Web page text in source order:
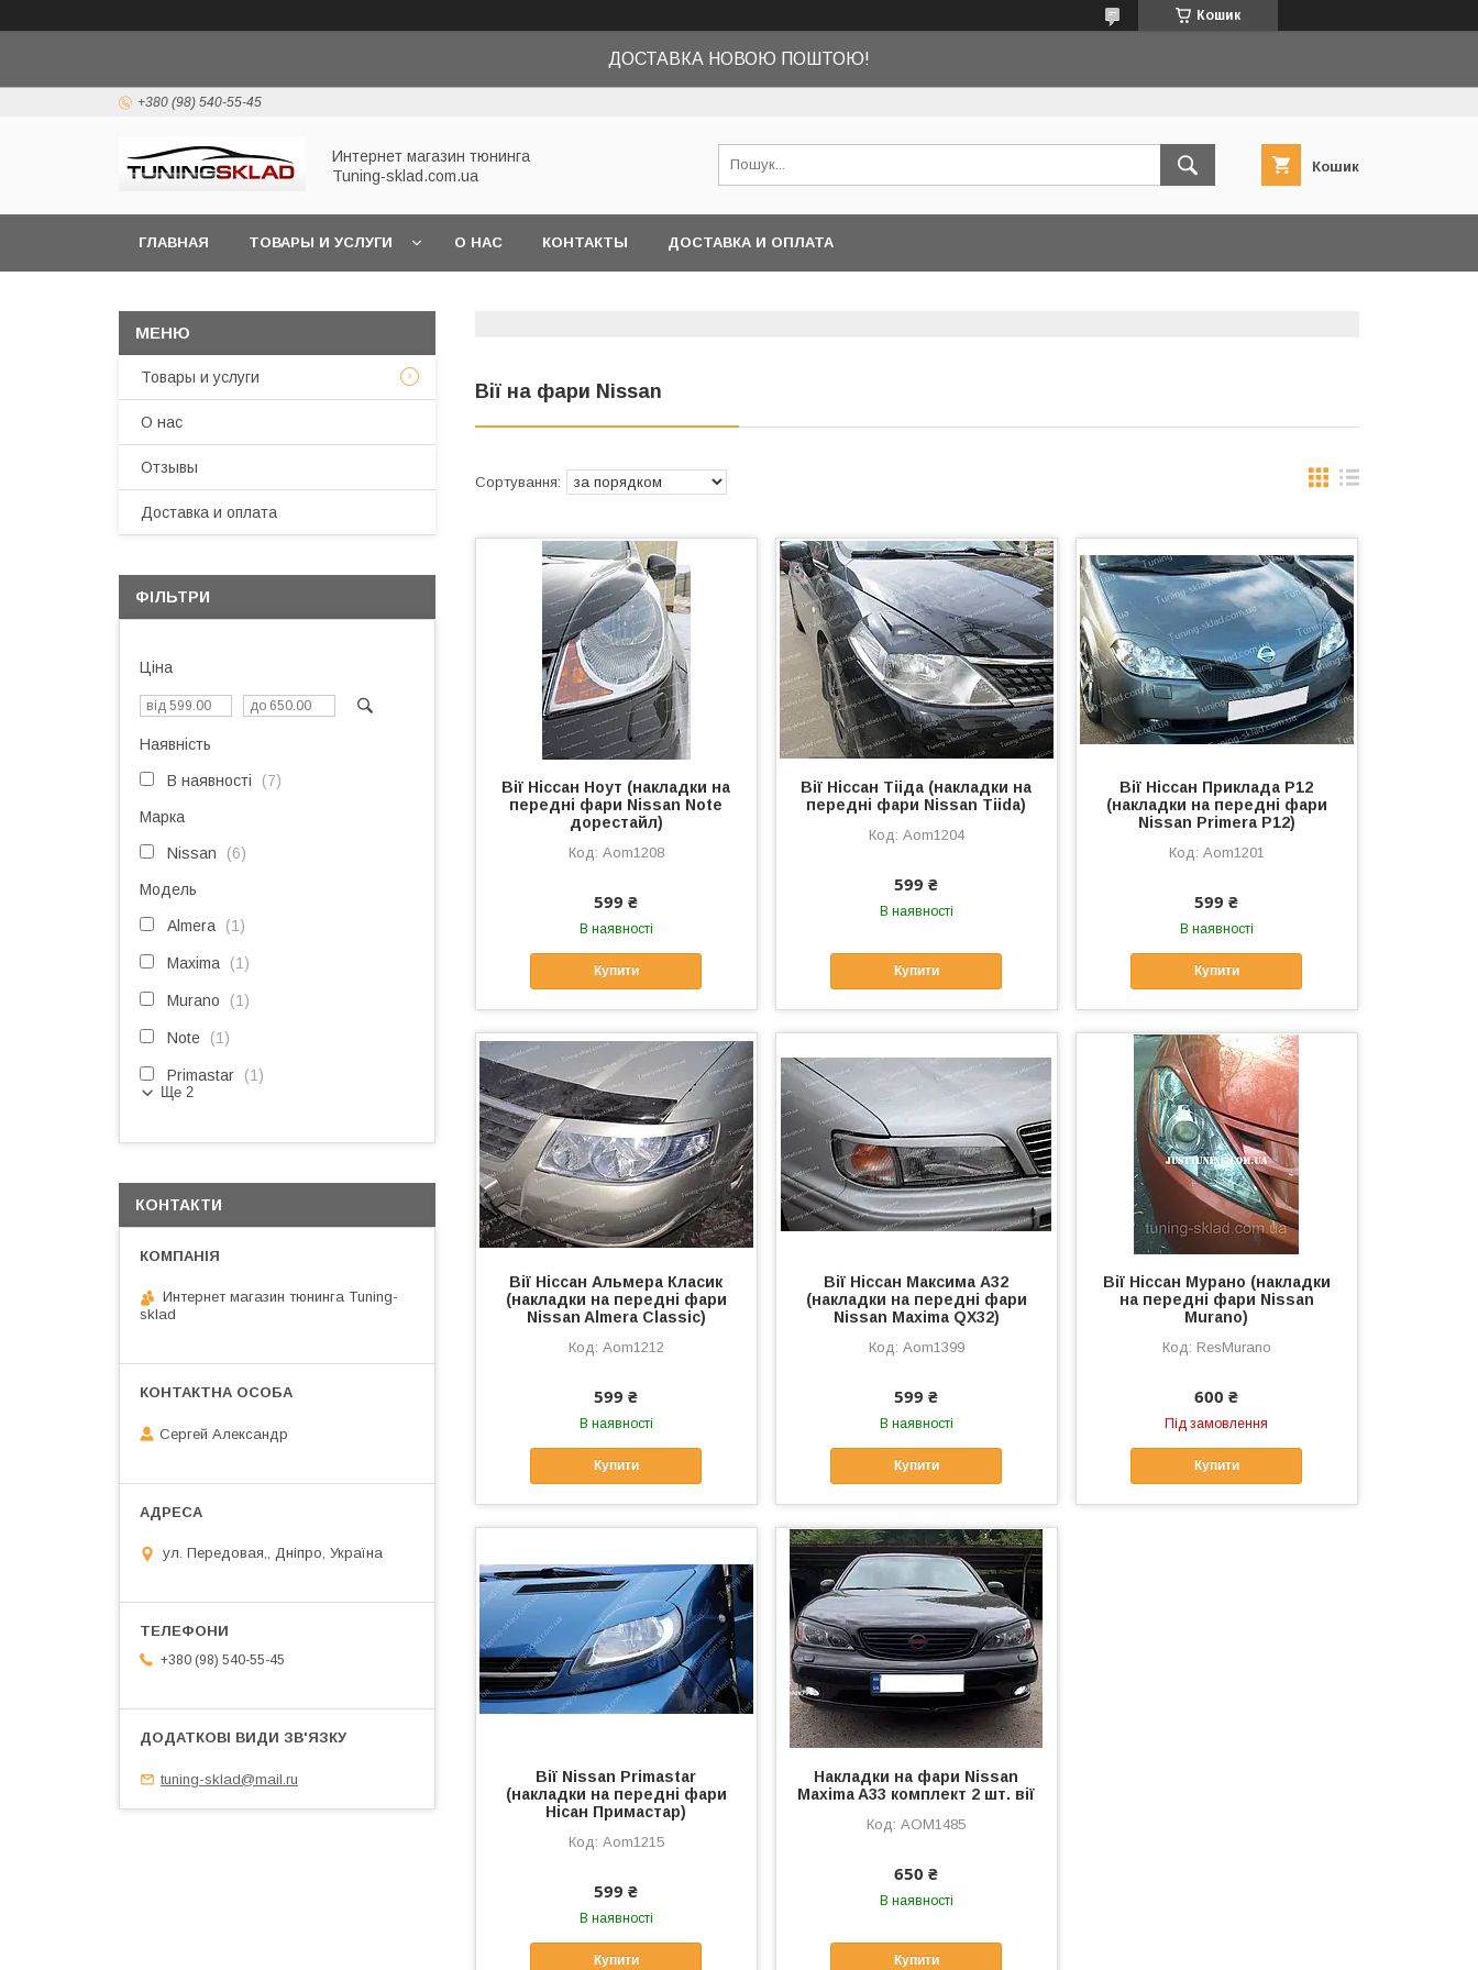
Кошик
ДОСТАВКА НОВОЮ ПОШТОЮ!
+380 (98) 540-55-45
Интернет магазин тюнинга
Tuning-sklad.com.ua
Кошик
ГЛАВНАЯ ТОВАРЫ И УСЛУГИ О НАС КОНТАКТЫ ДОСТАВКА И ОПЛАТА
Вії на фари Nissan
Вії Ніссан Ноут (накладки на
передні фари Nissan Note
дорестайл)
Aom1208
599 ₴
В наявності
Купити
Вії Ніссан Тііда (накладки на
передні фари Nissan Tiida)
Aom1204
599 ₴
В наявності
Купити
Вії Ніссан Приклада Р12
(накладки на передні фари
Nissan Primera P12)
Aom1201
599 ₴
В наявності
Купити
Вії Ніссан Альмера Класик
(накладки на передні фари
Nissan Almera Classic)
Aom1212
599 ₴
В наявності
Купити
Вії Ніссан Максима А32
(накладки на передні фари
Nissan Maxima QX32)
Aom1399
599 ₴
В наявності
Купити
Вії Ніссан Мурано (накладки
на передні фари Nissan
Murano)
ResMurano
600 ₴
Під замовлення
Купити
Вії Nissan Primastar
(накладки на передні фари
Нісан Примастар)
Aom1215
599 ₴
В наявності
Купити
Накладки на фари Nissan
Maxima A33 комплект 2 шт. вії
AOM1485
650 ₴
В наявності
Купити
Товары и услуги
О нас
Отзывы
Доставка и оплата
ФІЛЬТРИ
Ціна
Наявність
В наявності 7
Марка
Nissan 6
Модель
Almera 1
Maxima 1
Murano 1
Note 1
Primastar 1
Ще 2
КОНТАКТИ
Интернет магазин тюнинга Tuning-
sklad
Сергей Александр
ул. Передовая,, Дніпро, Україна
+380 (98) 540-55-45
tuning-sklad@mail.ru